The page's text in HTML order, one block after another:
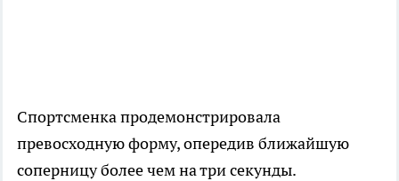
Спортсменка продемонстрировала
превосходную форму, опередив ближайшую
соперницу более чем на три секунды.